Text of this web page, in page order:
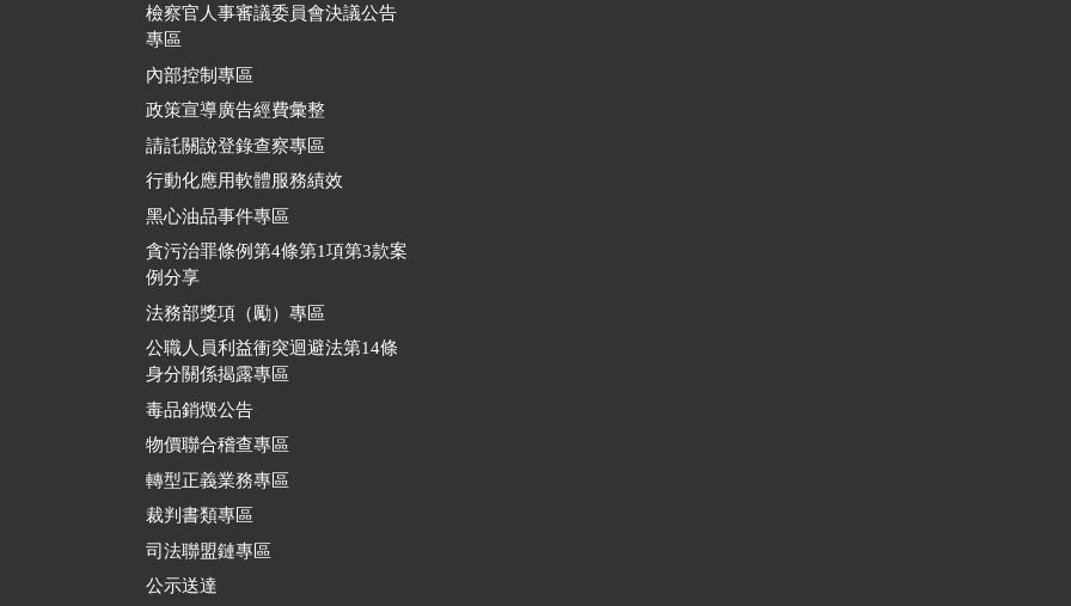
檢察官人事審議委員會決議公告
專區
內部控制專區
政策宣導廣告經費彙整
請託關說登錄查察專區
行動化應用軟體服務績效
黑心油品事件專區
貪污治罪條例第4條第1項第3款案
例分享
法務部獎項（勵）專區
公職人員利益衝突迴避法第14條
身分關係揭露專區
毒品銷燬公告
物價聯合稽查專區
轉型正義業務專區
裁判書類專區
司法聯盟鏈專區
公示送達